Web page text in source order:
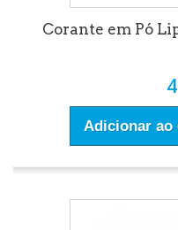
Corante em Pó
Adicionar ao